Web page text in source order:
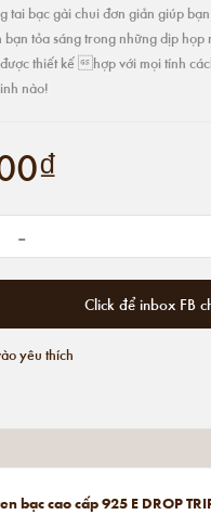
tai bạc gài chui đơn giản giúp
tỏa sáng trong những dịp
thiết kế hợp với mọi tính
nào!
-
Click để inbox FB
yêu thích
cao cấp 925 E DROP